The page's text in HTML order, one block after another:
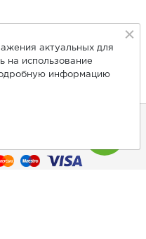
актуальных для
на использование
информацию